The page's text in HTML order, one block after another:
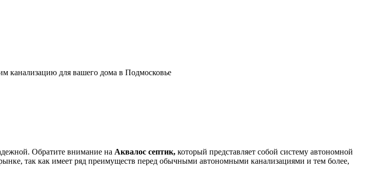
канализацию для вашего дома в Подмосковье
Обратите внимание на Аквалос септик, который представляет собой систему автономной
так как имеет ряд преимуществ перед обычными автономными канализациями и тем более,